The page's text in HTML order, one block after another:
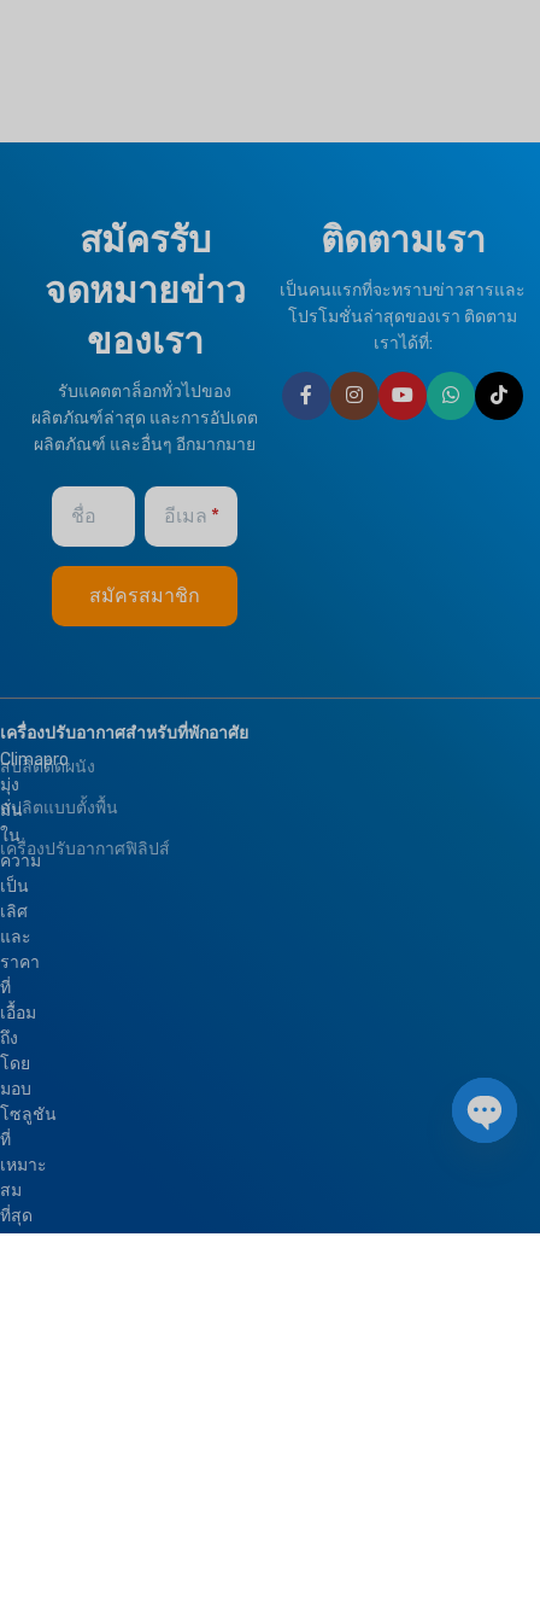
สมัครรับ
จดหมายข่าว
ของเรา
รับแคตตาล็อกทั่วไปของ
ผลิตภัณฑ์ล่าสุด และการอัปเดต
ผลิตภัณฑ์ และอื่นๆ อีกมากมาย
ชื่อ อีเมล
ติดตามเรา
เป็นคนแรกที่จะทราบข่าวสารและ
โปรโมชั่นล่าสุดของเรา ติดตาม
เราได้ที่:
Climapro
มุ่ง
มั่น
ใน
ความ
เป็น
เลิศ
และ
ราคา
ที่
เอื้อม
ถึง
โดย
มอบ
โซลูชัน
ที่
เหมาะ
สม
ที่สุด
เครื่องปรับอากาศสำหรับที่พักอาศัย
สปลิตติดผนัง
สปลิตแบบตั้งพื้น
เครื่องปรับอากาศฟิลิปส์